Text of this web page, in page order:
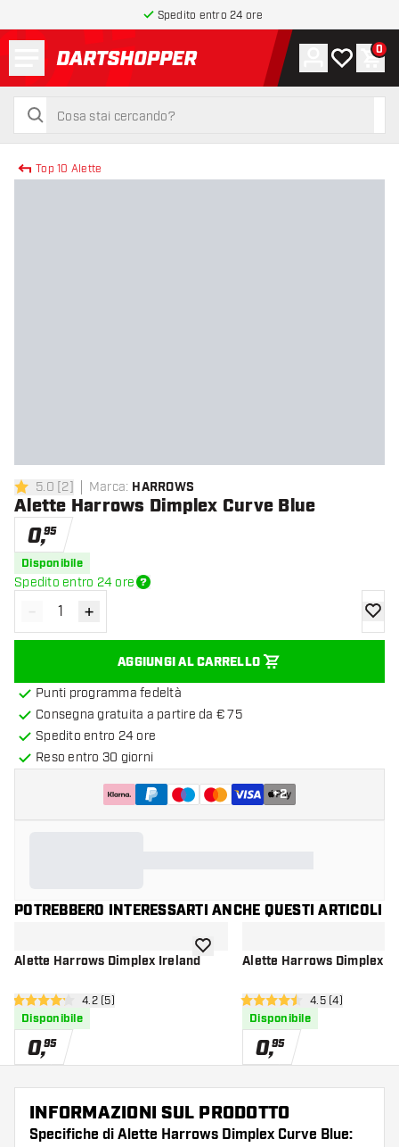
Spedito entro 24 ore
torna alla home page
cerca
cerca
Account
La mia0
Top 10 Alette
5 stelle di valutazione
5.0 [2] Marca: HARROWS
Alette Harrows Dimplex Curve Blue
0,95
Disponibile
Spedito entro 24 ore
Diminuisci quantità
- Aumenta quantità
+
AGGIUNGI AL CARRELLO
Punti programma fedeltà
Consegna gratuita a partire da € 75
Spedito entro 24 ore
Reso entro 30 giorni
+2
POTREBBERO INTERESSARTI ANCHE QUESTI ARTICOLI
Alette Harrows Dimplex Ireland
apri pannello recensioni
4.2 stelle di valutazione
4.2 (5)
Disponibile
0,95
aggiungi alla lista dei desideri
Alette Harrows Dimplex
apri pannello
4.5 stelle di valutazione
4.5 (4)
Disponibile
0,95
INFORMAZIONI SUL PRODOTTO
Specifiche di Alette Harrows Dimplex Curve Blue: